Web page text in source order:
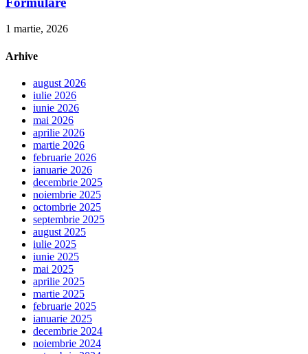
1 martie, 2026
Arhive
august 2026
iulie 2026
iunie 2026
mai 2026
aprilie 2026
martie 2026
februarie 2026
ianuarie 2026
decembrie 2025
noiembrie 2025
octombrie 2025
septembrie 2025
august 2025
iulie 2025
iunie 2025
mai 2025
aprilie 2025
martie 2025
februarie 2025
ianuarie 2025
decembrie 2024
noiembrie 2024